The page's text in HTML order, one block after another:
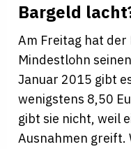
Bargeld
Am Freitag hat
Mindestlohn
Januar 2015 gibt
wenigstens 8,50
gibt sie nicht, weil
Ausnahmen greift.